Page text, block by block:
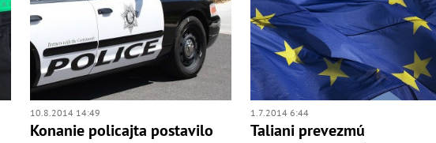
10.8.2014 14:49
Konanie policajta postavilo
1.7.2014 6:44
Taliani prevezmú